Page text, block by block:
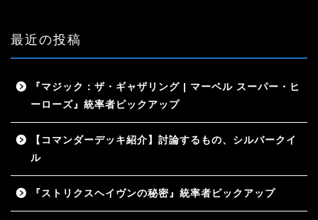
最近の投稿
『マジック：ザ・ギャザリング | マーベル スーパー・ヒ
ーローズ』統率者ピックアップ
【コマンダーデッキ紹介】討論するもの、シルバークイ
ル
『ストリクスヘイヴンの秘密』統率者ピックアップ